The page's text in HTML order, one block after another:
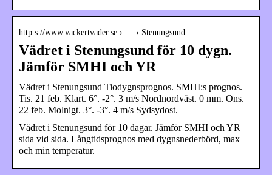
http s://www.vackertvader.se › … › Stenungsund
Vädret i Stenungsund för 10 dygn.
Jämför SMHI och YR
Vädret i Stenungsund Tiodygnsprognos. SMHI:s prognos.
Tis. 21 feb. Klart. 6°. -2°. 3 m/s Nordnordväst. 0 mm. Ons.
22 feb. Molnigt. 3°. -3°. 4 m/s Sydsydost.
Vädret i Stenungsund för 10 dagar. Jämför SMHI och YR
sida vid sida. Långtidsprognos med dygnsnederbörd, max
och min temperatur.